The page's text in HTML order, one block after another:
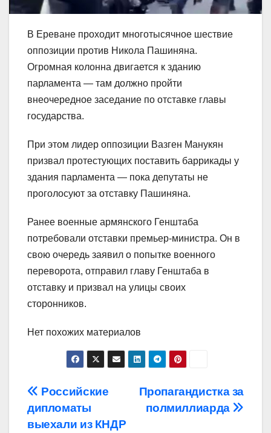
В Ереване проходит многотысячное шествие
оппозиции против Никола Пашиняна.
Огромная колонна двигается к зданию
парламента — там должно пройти
внеочередное заседание по отставке главы
государства.
При этом лидер оппозиции Вазген Манукян
призвал протестующих поставить баррикады у
здания парламента — пока депутаты не
проголосуют за отставку Пашиняна.
Ранее военные армянского Генштаба
потребовали отставки премьер-министра. Он в
свою очередь заявил о попытке военного
переворота, отправил главу Генштаба в
отставку и призвал на улицы своих
сторонников.
Нет похожих материалов
Навигация
по
Пропагандистка за
полмиллиарда
Российские
дипломаты
выехали из КНДР